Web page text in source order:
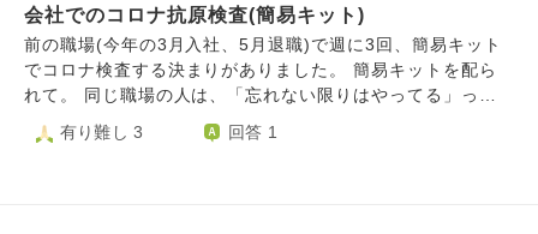
メさ、うちの家族全般への不安（詳しくはプロフィールをご
覧下さい）自分自身の今後への不安など、夏の異常な暑さの
中で色んな不調や不安が押し寄せています。 これは、神様
や仏様からの「とにかく今はあまり考えずに休め」のサイン
だければ幸いです。 ハスノハの皆様も、どうぞ暑さと、感
会社でのコロナ抗原検査(簡易キット)
前の職場(今年の3月入社、5月退職)で週に3回、簡易キット
でコロナ検査する決まりがありました。 簡易キットを配ら
れて。 同じ職場の人は、「忘れない限りはやってる」って
いう人とか、「つい忘れちゃうんだよね～笑」って人とか、
「正直やってないです笑」っていう人がいて、わたしも入社
有り難し 3 回答 1